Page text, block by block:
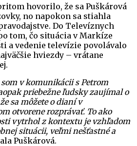
hovorilo, že sa Puškárová
no napokon sa stiahla
Do Televíznych
tom, čo situácia v Markíze
a vedenie televízie povolávalo
hviezdy – vrátane
som v komunikácii s Petrom
priebežne ľudsky zaujímal o
sa môžete o dianí v
otvorene rozprávať. To ako
vytrhol z kontextu je vzhľadom
situácii, veľmi nešťastné a
Puškárová.